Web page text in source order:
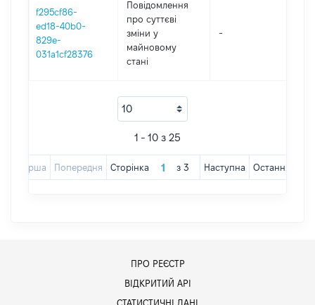
f295cf86-
ed18-40b0-
829e-
031a1cf28376
Повідомлення
про суттєві
зміни y
майновому
стані
-
1 - 10 з 25
Перша Попередня Сторінка з 3 Наступна Остання
ПРО РЕЄСТР
ВІДКРИТИЙ АРІ
СТАТИСТИЧНІ ДАНІ